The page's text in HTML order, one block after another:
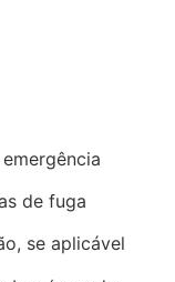
de fuga
se aplicável